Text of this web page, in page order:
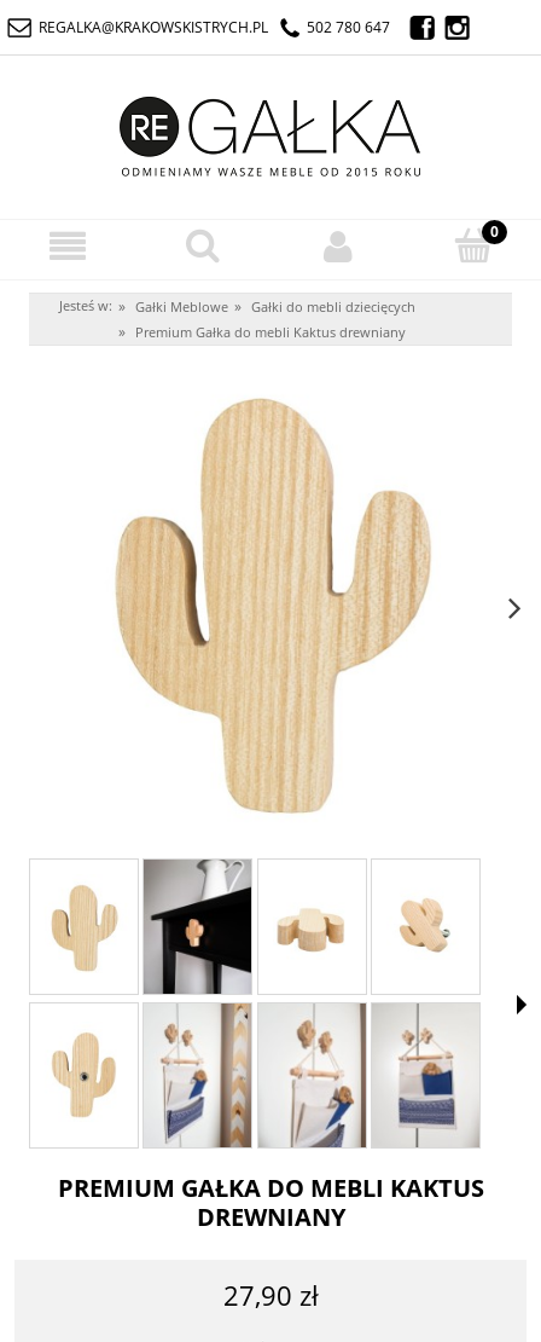
REGALKA@KRAKOWSKISTRYCH.PL 502 780 647
Jesteś w: » Gałki Meblowe » Gałki do mebli dziecięcych
» Premium Gałka do mebli Kaktus drewniany
PREMIUM GAŁKA DO MEBLI KAKTUS
DREWNIANY
27,90 zł